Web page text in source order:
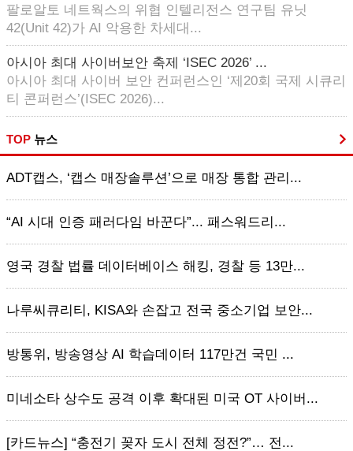
팔로알토 네트웍스의 위협 인텔리전스 연구팀 유닛
42(Unit 42)가 AI 악용한 차세대...
아시아 최대 사이버보안 축제 ‘ISEC 2026’ ...
아시아 최대 사이버 보안 컨퍼런스인 ‘제20회 국제 시큐리
티 콘퍼런스’(ISEC 2026)...
TOP 뉴스
ADT캡스, ‘캡스 매장솔루션’으로 매장 통합 관리...
“AI 시대 인증 패러다임 바꾼다”... 패스워드리...
영국 경찰 법률 데이터베이스 해킹, 경찰 등 13만...
나루씨큐리티, KISA와 손잡고 전국 중소기업 보안...
방통위, 방송영상 AI 학습데이터 117만건 국민 ...
미네소타 상수도 공격 이후 확대된 미국 OT 사이버...
[카드뉴스] “충전기 꽂자 도시 전체 정전?”… 전...